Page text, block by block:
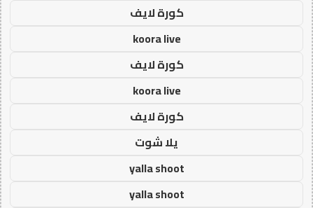
كورة لايف
koora live
كورة لايف
koora live
كورة لايف
يلا شوت
yalla shoot
yalla shoot